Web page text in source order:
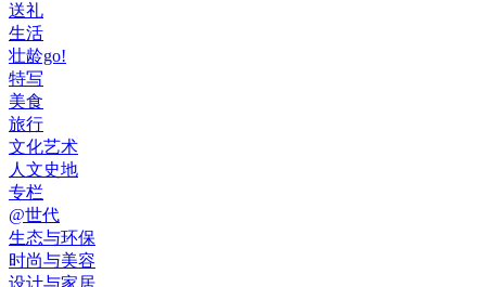
送礼
生活
壮龄go!
特写
美食
旅行
文化艺术
人文史地
专栏
@世代
生态与环保
时尚与美容
设计与家居